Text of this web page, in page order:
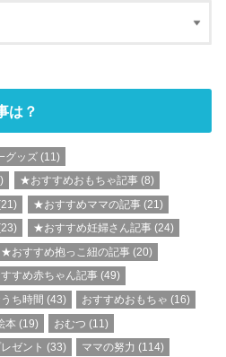
は？
グッズ(11)
★おすすめおもちゃ記事(8)
★おすすめママの記事(21)
★おすすめ妊婦さん記事(24)
★おすすめ抱っこ紐の記事(20)
すめ赤ちゃん記事(49)
ち時間 (43) おすすめおもちゃ (16)
本 (19) おむつ (11)
ゼント (33) ママの努力 (114)